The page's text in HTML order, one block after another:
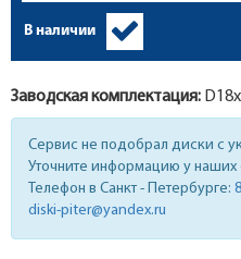
В наличии
Заводская комплектация: D18x
Сервис не подобрал диски с
Уточните информацию у наших
Телефон в Санкт - Петербурге:
diski-piter@yandex.ru